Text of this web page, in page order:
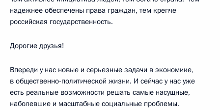
надежнее обеспечены права граждан, тем крепче
российская государственность.
Дорогие друзья!
Впереди у нас новые и серьезные задачи в экономике,
в общественно-политической жизни. И сейчас у нас уже
есть реальные возможности решать самые насущные,
наболевшие и масштабные социальные проблемы.